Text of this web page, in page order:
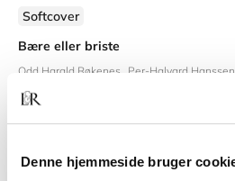
Denne hjemmeside bruger
Softcover
Bære eller briste
Odd Harald Røkenes Per-Halvard Hanssen
399,95 KR.